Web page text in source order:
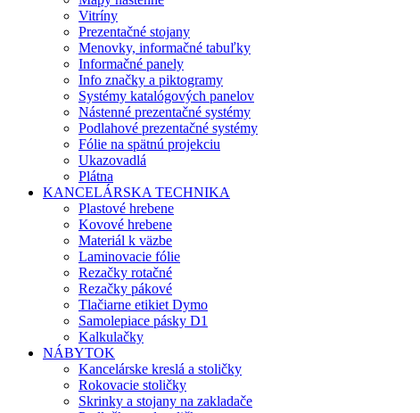
Vitríny
Prezentačné stojany
Menovky, informačné tabuľky
Informačné panely
Info značky a piktogramy
Systémy katalógových panelov
Nástenné prezentačné systémy
Podlahové prezentačné systémy
Fólie na spätnú projekciu
Ukazovadlá
Plátna
KANCELÁRSKA TECHNIKA
Plastové hrebene
Kovové hrebene
Materiál k väzbe
Laminovacie fólie
Rezačky rotačné
Rezačky pákové
Tlačiarne etikiet Dymo
Samolepiace pásky D1
Kalkulačky
NÁBYTOK
Kancelárske kreslá a stoličky
Rokovacie stoličky
Skrinky a stojany na zakladače